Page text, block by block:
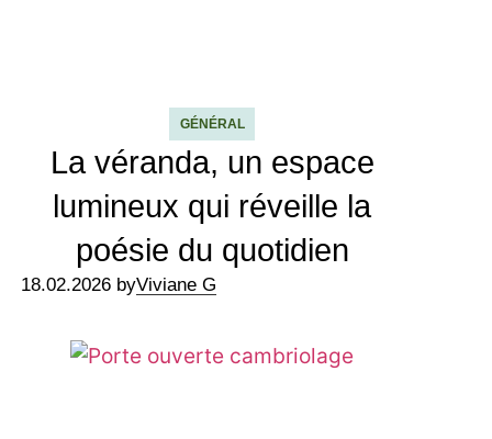
GÉNÉRAL
La véranda, un espace
lumineux qui réveille la
poésie du quotidien
18.02.2026 byViviane G